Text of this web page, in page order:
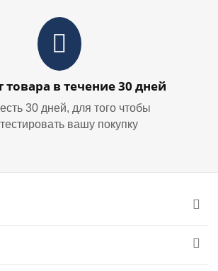
товара в течение 30 дней
30 дней, для того чтобы
вашу покупку